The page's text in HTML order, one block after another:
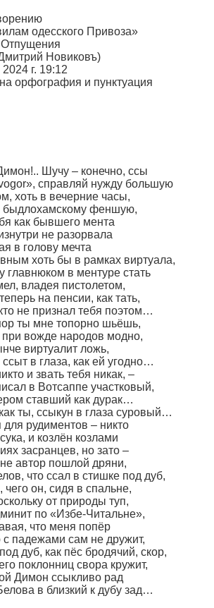
одесского Привоза»
Новиковъ)
г. 19:12
орфография и пунктуация
Шучу – конечно, ссы
справляй нужду большую
хоть в вечерние часы,
быдлохамскому феншую,
как бывшего мента
не разорвала
в голову мечта
хоть бы в рамках виртуала,
главнюком в ментуре стать
владея пистолетом,
на пенсии, как тать,
не признал тебя поэтом…
ты мне топорно шьёшь,
при вожде народов модно,
виртуалит ложь,
в глаза, как ей угодно…
и звать тебя никак, –
в Вотсаппе участковый,
ставший как дурак…
ты, ссыкун в глаза суровый…
для рудиментов – никто
и козлён козлами
засранцев, но зато –
автор пошлой дряни,
что ссал в стишке под дуб,
чего он, сидя в спальне,
от природы туп,
по «Избе-Читальне»,
что меня попёр
с падежами сам не дружит,
дуб, как пёс бродячий, скор,
поклонниц свора кружит,
Димон ссыкливо рад
в близкий к дубу зад…